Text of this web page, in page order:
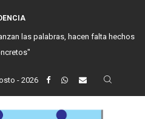
las palabras, hacen falta hechos
- 2026